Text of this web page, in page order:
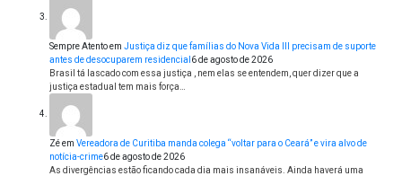
Sempre Atentoem Justiça diz que famílias do Nova Vida III precisam de suporte
antes de desocuparem residencial 6 de agosto de 2026
Brasil tá lascado com essa justiça , nem elas se entendem, quer dizer que a
justiça estadual tem mais força…
Zéem Vereadora de Curitiba manda colega “voltar para o Ceará” e vira alvo de
notícia-crime6 de agosto de 2026
As divergências estão ficando cada dia mais insanáveis. Ainda haverá uma